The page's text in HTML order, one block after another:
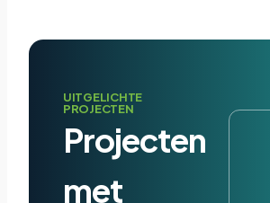
UITGELICHTE
PROJECTEN
Projecten
met